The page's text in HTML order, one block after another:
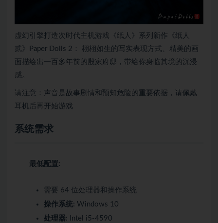
虚幻引擎打造次时代主机游戏《纸人》系列新作《纸人
贰》Paper Dolls 2： 栩栩如生的写实表现方式、精美的画
面描绘出一百多年前的殷家府邸，带给你身临其境的沉浸
感。
请注意：声音是故事剧情和预知危险的重要依据，请佩戴
耳机后再开始游戏
系统需求
最低配置:
需要 64 位处理器和操作系统
操作系统: Windows 10
处理器: Intel i5-4590